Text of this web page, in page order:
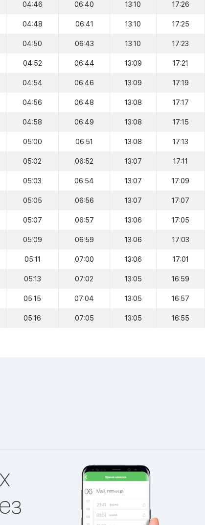
04:46 06:40 13:10 17:26
04:48 06:41 13:10 17:25
04:50 06:43 13:10 17:23
04:52 06:44 13:09 17:21
04:54 06:46 13:09 17:19
04:56 06:48 13:08 17:17
04:58 06:49 13:08 17:15
05:00 06:51 13:08 17:13
05:02 06:52 13:07 17:11
05:03 06:54 13:07 17:09
05:05 06:56 13:07 17:07
05:07 06:57 13:06 17:05
05:09 06:59 13:06 17:03
05:11 07:00 13:06 17:01
05:13 07:02 13:05 16:59
05:15 07:04 13:05 16:57
05:16 07:05 13:05 16:55